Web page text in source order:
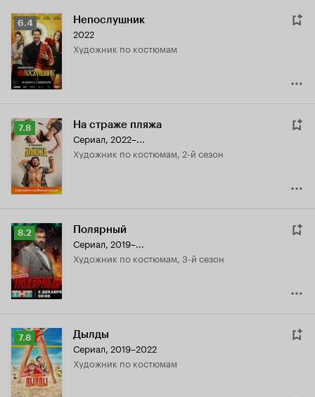
Рейтинг
Кинопоиска
6.4
6.4 Непослушник
2022
Художник по костюмам
Рейтинг
Кинопоиска
7.8
7.8 На страже пляжа
Сериал, 2022–...
Художник по костюмам, 2-й сезон
Рейтинг
Кинопоиска
8.2
8.2 Полярный
Сериал, 2019–...
Художник по костюмам, 3-й сезон
Рейтинг
Кинопоиска
7.8
7.8 Дылды
Сериал, 2019–2022
Художник по костюмам